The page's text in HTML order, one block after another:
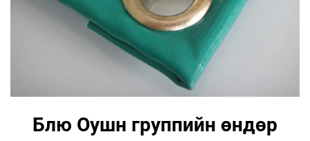
Блю Оушн группийн өндөр